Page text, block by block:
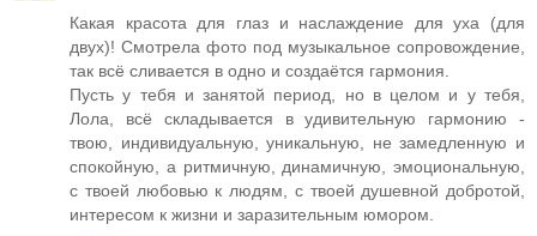
Какая красота для глаз и наслаждение для уха (для
двух)! Смотрела фото под музыкальное сопровождение,
так всё сливается в одно и создаётся гармония.
Пусть у тебя и занятой период, но в целом и у тебя,
Лола, всё складывается в удивительную гармонию -
твою, индивидуальную, уникальную, не замедленную и
спокойную, а ритмичную, динамичную, эмоциональную,
с твоей любовью к людям, с твоей душевной добротой,
интересом к жизни и заразительным юмором.